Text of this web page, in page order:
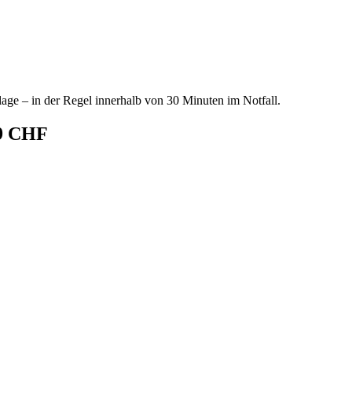
– in der Regel innerhalb von 30 Minuten im Notfall.
CHF